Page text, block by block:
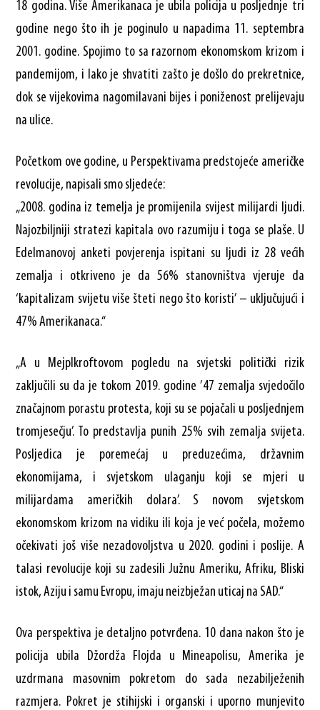
18 godina. Više Amerikanaca je ubila policija u posljednje tri
godine nego što ih je poginulo u napadima 11. septembra
2001. godine. Spojimo to sa razornom ekonomskom krizom i
pandemijom, i lako je shvatiti zašto je došlo do prekretnice,
dok se vijekovima nagomilavani bijes i poniženost prelijevaju
na ulice.
Početkom ove godine, u Perspektivama predstojeće američke
revolucije, napisali smo sljedeće:
„2008. godina iz temelja je promijenila svijest milijardi ljudi.
Najozbiljniji stratezi kapitala ovo razumiju i toga se plaše. U
Edelmanovoj anketi povjerenja ispitani su ljudi iz 28 većih
zemalja i otkriveno je da 56% stanovništva vjeruje da
‘kapitalizam svijetu više šteti nego što koristi’ – uključujući i
47% Amerikanaca.“
„A u Mejplkroftovom pogledu na svjetski politički rizik
zaključili su da je tokom 2019. godine ’47 zemalja svjedočilo
značajnom porastu protesta, koji su se pojačali u posljednjem
tromjesečju’. To predstavlja punih 25% svih zemalja svijeta.
Posljedica je poremećaj u preduzećima, državnim
ekonomijama, i svjetskom ulaganju koji se mjeri u
milijardama američkih dolara’. S novom svjetskom
ekonomskom krizom na vidiku ili koja je već počela, možemo
očekivati još više nezadovoljstva u 2020. godini i poslije. A
talasi revolucije koji su zadesili Južnu Ameriku, Afriku, Bliski
istok, Aziju i samu Evropu, imaju neizbježan uticaj na SAD.“
Ova perspektiva je detaljno potvrđena. 10 dana nakon što je
policija ubila Džordža Flojda u Mineapolisu, Amerika je
uzdrmana masovnim pokretom do sada nezabilježenih
razmjera. Pokret je stihijski i organski i uporno munjevito